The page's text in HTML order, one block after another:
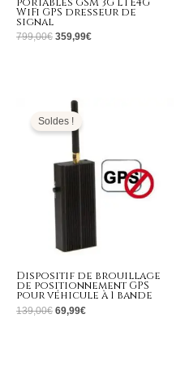
WiFi GPS dresseur de
signal
799,00€ 359,99€
Soldes !
Dispositif de brouillage
de positionnement GPS
pour véhicule à 1 bande
139,00€
initial
était :
139,00€.
69,99€